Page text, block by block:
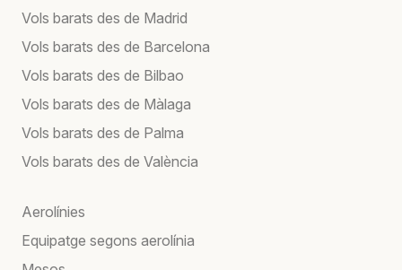
Vols barats des de Madrid
Vols barats des de Barcelona
Vols barats des de Bilbao
Vols barats des de Màlaga
Vols barats des de Palma
Vols barats des de València
Aerolínies
Equipatge segons aerolínia